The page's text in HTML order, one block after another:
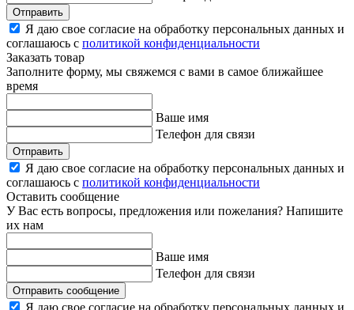
Отправить
Я даю свое согласие на обработку персональных данных и
соглашаюсь с политикой конфиденциальности
Заказать товар
Заполните форму, мы свяжемся с вами в самое ближайшее
время
Ваше имя
Телефон для связи
Отправить
Я даю свое согласие на обработку персональных данных и
соглашаюсь с политикой конфиденциальности
Оставить сообщение
У Вас есть вопросы, предложения или пожелания? Напишите
их нам
Ваше имя
Телефон для связи
Отправить сообщение
Я даю свое согласие на обработку персональных данных и